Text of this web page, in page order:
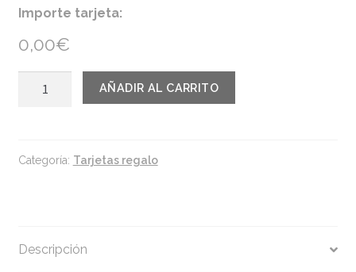
Importe tarjeta:
0,00€
AÑADIR AL CARRITO
Categoría: Tarjetas regalo
Descripción